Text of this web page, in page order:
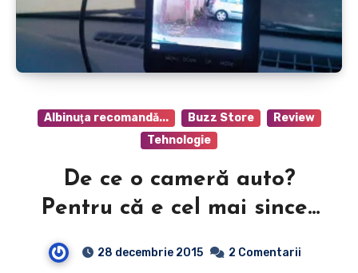
Albinuţa recomandă... Buzz Store
Review
Tehnologie
De ce o cameră auto?
Pentru că e cel mai sincer
28 decembrie 2015 2 Comentarii